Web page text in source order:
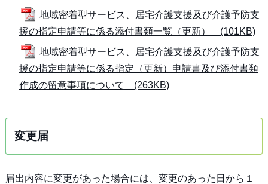
地域密着型サービス、居宅介護支援及び介護予防支
援の指定申請等に係る添付書類一覧（更新） (101KB)
地域密着型サービス、居宅介護支援及び介護予防支
援の指定申請等に係る指定（更新）申請書及び添付書類
作成の留意事項について (263KB)
変更届
届出内容に変更があった場合には、変更のあった日から１